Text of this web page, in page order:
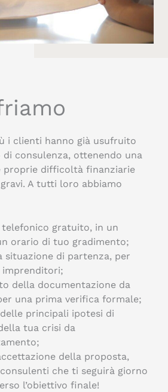
i clienti hanno già usufruito
consulenza, ottenendo una
proprie difficoltà finanziarie
A tutti loro abbiamo
gratuito, in un
orario di tuo gradimento;
situazione di partenza, per
imprenditori;
della documentazione da
una prima verifica formale;
principali ipotesi di
tua crisi da
della proposta,
che ti seguirà giorno
l’obiettivo finale!